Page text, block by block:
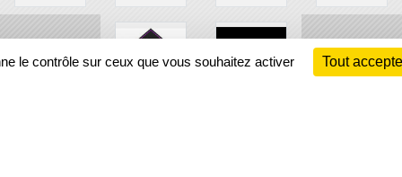
le contrôle sur ceux que vous souhaitez activer Tout